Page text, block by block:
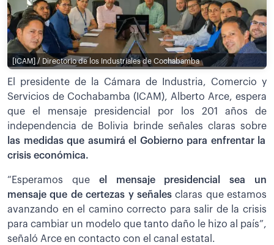
[ICAM] / Directorio de los Industriales de Cochabamba
El presidente de la Cámara de Industria, Comercio y
Servicios de Cochabamba (ICAM), Alberto Arce, espera
que el mensaje presidencial por los 201 años de
independencia de Bolivia brinde señales claras sobre
las medidas que asumirá el Gobierno para enfrentar la
crisis económica.
“Esperamos queel mensaje presidencial sea un
mensaje que de certezas y señalesclaras que estamos
avanzando en el camino correcto para salir de la crisis
para cambiar un modelo que tanto daño le hizo al país”,
señaló Arce en contacto con el canal estatal.